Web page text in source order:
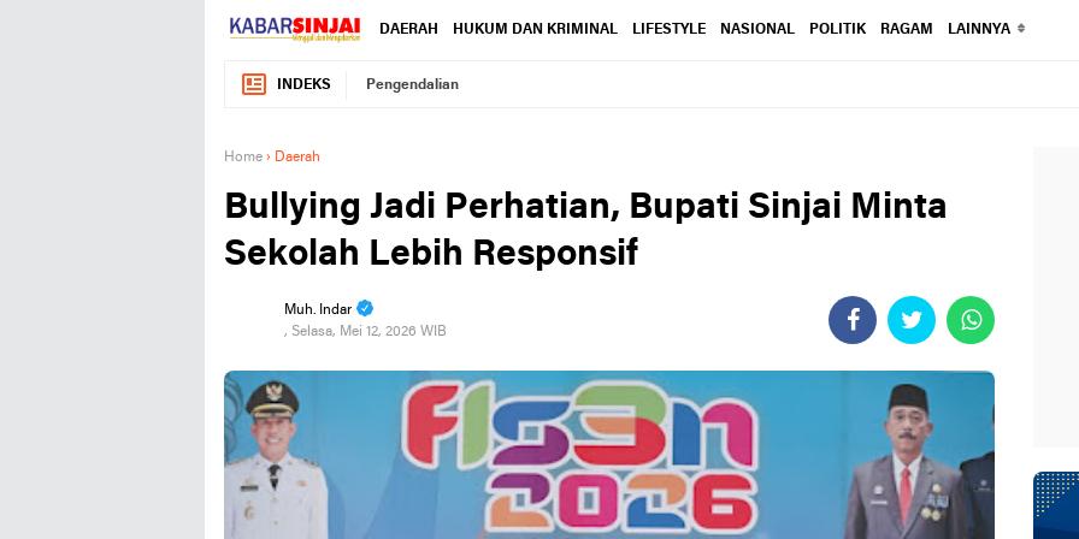
DAERAH HUKUM DAN KRIMINAL LIFESTYLE NASIONAL POLITIK RAGAM LAINNYA
INDEKS Pengendalian
Home › Daerah
Bullying Jadi Perhatian, Bupati Sinjai Minta
Sekolah Lebih Responsif
Muh. Indar
, Selasa, Mei 12, 2026 WIB